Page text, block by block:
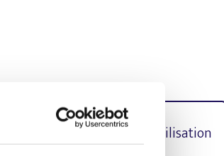
protectionConditions d’utilisation